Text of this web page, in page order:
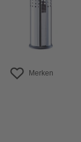
Bewertung
Merken